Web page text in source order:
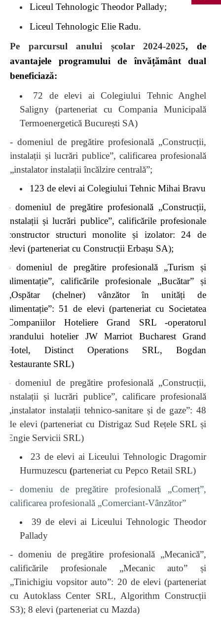
Liceul Tehnologic Theodor Pallady;
Liceul Tehnologic Elie Radu.
Pe parcursul anului școlar 2024-2025, de
avantajele programului de învățământ dual
beneficiază:
72 de elevi ai Colegiului Tehnic Anghel
Saligny
(parteneriat cu
Compania Municipală
Termoenergetică București SA)
- domeniul de pregătire profesională „Construcții,
instalații și lucrări publice”, calificarea profesională
„instalator instalații încălzire centrală”;
123 de elevi ai Colegiului Tehnic Mihai Bravu
- domeniul de pregătire profesională „Construcții,
instalații și lucrări publice”, calificările profesionale
constructor structuri monolite și izolator: 24 de
elevi (parteneriat cu Construcții Erbașu SA);
- domeniul de pregătire profesională „Turism și
alimentație”, calificările profesionale „Bucătar” și
„Ospătar (chelner) vânzător în unități de
alimentație”: 51 de elevi (parteneriat cu Societatea
Companiilor Hoteliere Grand SRL -operatorul
brandului hotelier JW Marriot Bucharest Grand
Hotel, Distinct Operations SRL, Bogdan
Restaurante SRL)
- domeniul de pregătire profesională „Construcții,
instalații și lucrări publice”, calificare profesională
„instalator instalații tehnico-sanitare și de gaze”: 48
de elevi(parteneriat cu Distrigaz Sud Rețele SRL și
Engie Servicii SRL)
23 de elevi ai Liceului Tehnologic Dragomir
Hurmuzescu (parteneriat cu Pepco Retail SRL)
- domeniu de pregătire profesională „Comerț”,
calificarea profesională „Comerciant-Vânzător”
39 de elevi ai Liceului Tehnologic Theodor
Pallady
- domeniu de pregătire profesională „Mecanică”,
calificările profesionale „Mecanic auto” și
„Tinichigiu vopsitor auto”: 20 de elevi (parteneriat
cu Autoklass Center SRL, Algorithm Construcții
S3); 8 elevi (parteneriat cu Mazda)